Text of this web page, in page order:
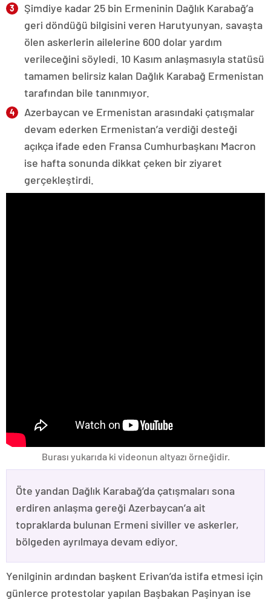
Şimdiye kadar 25 bin Ermeninin Dağlık Karabağ’a
geri döndüğü bilgisini veren Harutyunyan, savaşta
ölen askerlerin ailelerine 600 dolar yardım
verileceğini söyledi. 10 Kasım anlaşmasıyla statüsü
tamamen belirsiz kalan Dağlık Karabağ Ermenistan
tarafından bile tanınmıyor.
Azerbaycan ve Ermenistan arasındaki çatışmalar
devam ederken Ermenistan’a verdiği desteği
açıkça ifade eden Fransa Cumhurbaşkanı Macron
ise hafta sonunda dikkat çeken bir ziyaret
gerçekleştirdi.
Burası yukarıda ki videonun altyazı örneğidir.
Öte yandan Dağlık Karabağ’da çatışmaları sona
erdiren anlaşma gereği Azerbaycan’a ait
topraklarda bulunan Ermeni siviller ve askerler,
bölgeden ayrılmaya devam ediyor.
Yenilginin ardından başkent Erivan’da istifa etmesi için
günlerce protestolar yapılan Başbakan Paşinyan ise